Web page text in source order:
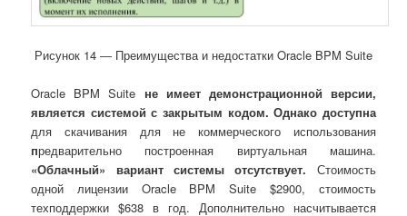
Рисунок 14 ― Преимущества и недостатки Oracle BPM Suite
Oracle BPM Suite не имеет демонстрационной версии,
является системой с закрытым кодом. Однако доступна
для скачивания для не коммерческого использования
предварительно построенная виртуальная машина.
«Облачный» вариант системы отсутствует. Стоимость
одной лицензии Oracle BPM Suite $2900, стоимость
техподдержки $638 в год. Дополнительно насчитывается